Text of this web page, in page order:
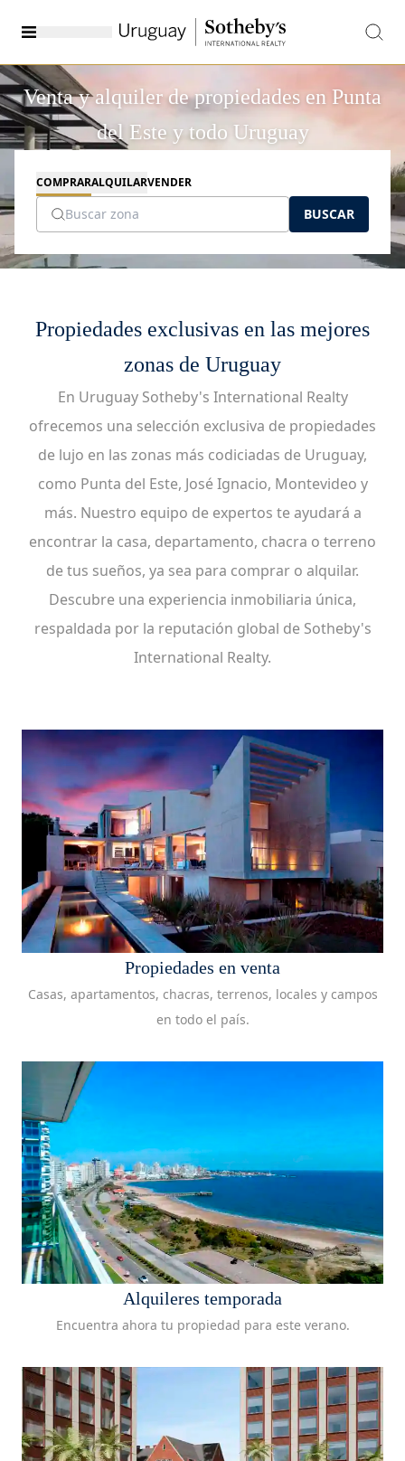
Venta y alquiler de propiedades en Punta
del Este y todo Uruguay
COMPRARALQUILARVENDER
BUSCAR
Propiedades exclusivas en las mejores
zonas de Uruguay
En Uruguay Sotheby's International Realty
ofrecemos una selección exclusiva de propiedades
de lujo en las zonas más codiciadas de Uruguay,
como Punta del Este, José Ignacio, Montevideo y
más. Nuestro equipo de expertos te ayudará a
encontrar la casa, departamento, chacra o terreno
de tus sueños, ya sea para comprar o alquilar.
Descubre una experiencia inmobiliaria única,
respaldada por la reputación global de Sotheby's
International Realty.
Propiedades en venta
Casas, apartamentos, chacras, terrenos, locales y campos
en todo el país.
Alquileres temporada
Encuentra ahora tu propiedad para este verano.